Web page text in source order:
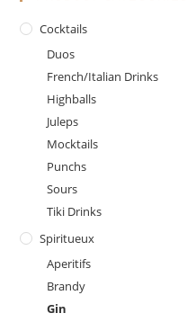
Cocktails
Duos
French/Italian Drinks
Highballs
Juleps
Mocktails
Punchs
Sours
Tiki Drinks
Spiritueux
Aperitifs
Brandy
Gin